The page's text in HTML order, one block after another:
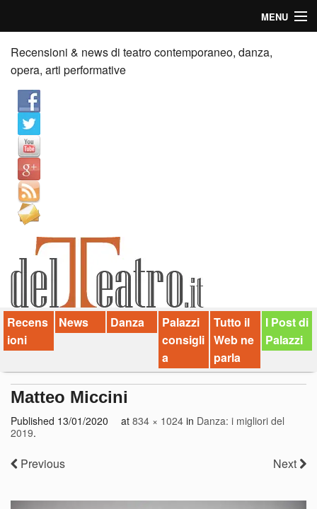
MENU
Home
Recensioni
Anticipazioni
News
Palazzi consiglia
Video
Chi siamo
Contatti
dT in English
Recensioni & news di teatro contemporaneo, danza,
opera, arti performative
Recens
ioni
News Danza
Palazzi
consigli
a
Tutto il
Web ne
parla
I Post di
Palazzi
Matteo Miccini
Published 13/01/2020 at 834 × 1024 in Danza: i migliori del
2019.
Previous Next